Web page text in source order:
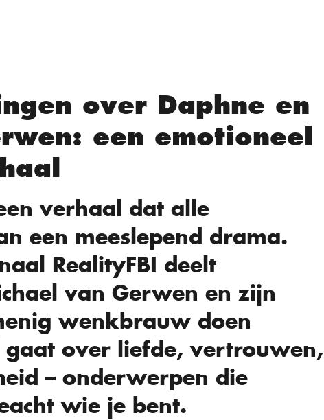
over Daphne en
een emotioneel
verhaal dat alle
een meeslepend drama.
RealityFBI deelt
van Gerwen en zijn
wenkbrauw doen
over liefde, vertrouwen,
– onderwerpen die
wie je bent.